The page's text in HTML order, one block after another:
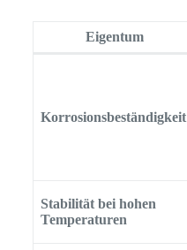
Eigentum
Korrosionsbeständigkeit
Stabilität bei hohen
Temperaturen